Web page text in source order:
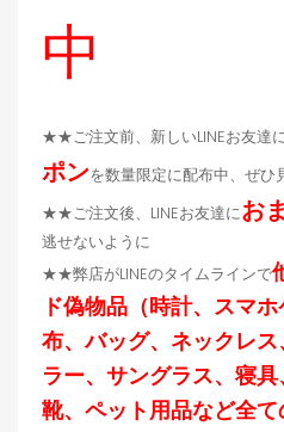
中
★★ご注文前、新しいLINEお友達
ポンを数量限定に配布中、ぜひ
★★ご注文後、LINEお友達にお
逃せないように
★★弊店がLINEのタイムラインで
ド偽物品（時計、スマ
布、バッグ、ネックレ
ラー、サングラス、寝具
靴、ペット用品など全て